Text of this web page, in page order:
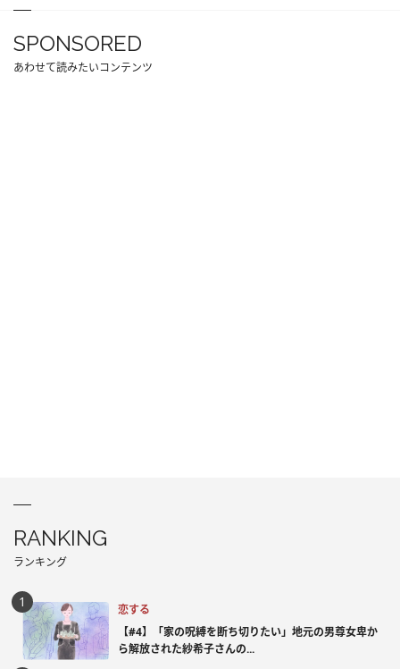
SPONSORED
あわせて読みたいコンテンツ
RANKING
ランキング
恋する
【#4】「家の呪縛を断ち切りたい」地元の男尊女卑か
ら解放された紗希子さんの...